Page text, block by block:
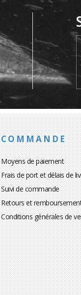
COMMANDE
Moyens de paiement
Frais de port et délais de
Suivi de commande
Retours et
Conditions générales de